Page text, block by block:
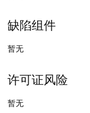
缺陷组件
暂无
许可证风险
暂无